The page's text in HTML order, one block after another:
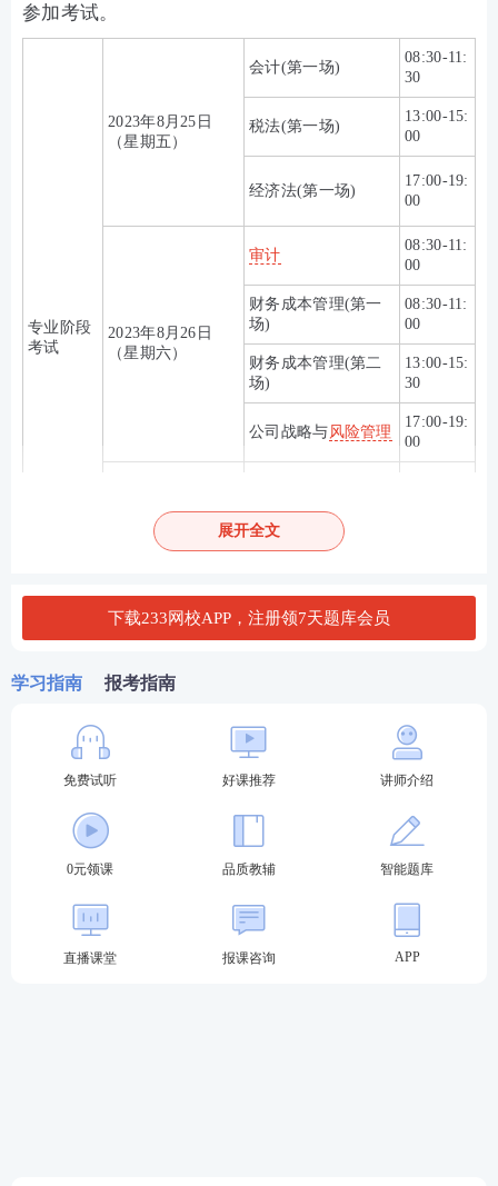
参加考试。
专业阶段
考试
2023年8月25日
（星期五）
会计(第一场)
08:30-11:
30
税法(第一场)
13:00-15:
00
经济法(第一场)
17:00-19:
00
2023年8月26日
（星期六）
审计
08:30-11:
00
财务成本管理(第一
场)
08:30-11:
00
财务成本管理(第二
场)
13:00-15:
30
公司战略与 风险管理
17:00-19:
00
2023年8月27日
税法(第二场)
经济法(第二场)
17:00-19:
综合阶段
2023年8月26日
（试卷二）
30
备考资料>> 学习精品资料免费下载
干货笔记核
心考点】
疯狂刷题>> 答题闯关赢题库会员
模拟机考全真
展开全文
下载233网校APP，注册领7天题库会员
学习指南 报考指南
免费试听 好课推荐 讲师介绍
0元领课 品质教辅 智能题库
直播课堂 报课咨询 APP